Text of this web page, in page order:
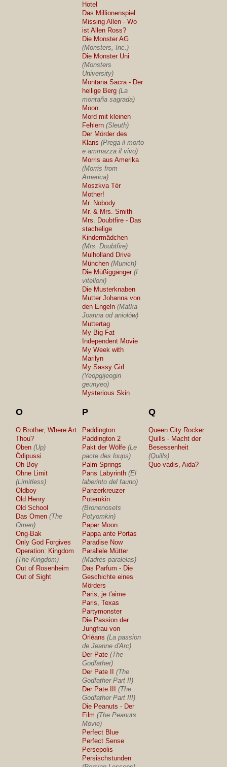
Hotel
Das Millionenspiel
Missing Allen - Wo
ist Allen Ross?
Die Monster AG
(Monsters, Inc.)
Die Monster Uni
(Monsters
University)
Montana Sacra - Der
heilige Berg (La
montaña sagrada)
Moon
Mord mit kleinen
Fehlern (Sleuth)
Der Mörder des
Klans (Prega il morto
e ammazza il vivo)
Morris aus Amerika
(Morris from
America)
Moszkva Tér
Mother!
Mr. Nobody
Mr. & Mrs. Smith
Mrs. Doubtfire - Das
stachelige
Kindermädchen
(Mrs. Doubtfire)
Mulholland Drive
München (Munich)
Die Müßiggänger (I
vitelloni)
Die Musterknaben
Mutter Johanna von
den Engeln (Matka
Joanna od aniolów)
Muttertag
My Big Fat
Independent Movie
My Week with
Marilyn
My Sassy Girl
(Yeopgijeogin
geunyeo)
Mysterious Skin
O
O Brother, Where Art
Thou?
Oben (Up)
Ödipussi
Oh Boy
Ohne Limit
(Limitless)
Oldboy
Old Henry
Old School
Das Omen (The
Omen)
Ong-Bak
Only God Forgives
Operation: Kingdom
(The Kingdom)
Out of Rosenheim
Out of Sight
P
Paddington
Paddington 2
Pakt der Wölfe (Le
pacte des loups)
Palm Springs
Pans Labyrinth (El
laberinto del fauno)
Panzerkreuzer
Potemkin
(Bronenosets
Potyomkin)
Paper Moon
Pappa ante Portas
Paradise Now
Parallele Mütter
(Madres paralelas)
Das Parfum - Die
Geschichte eines
Mörders
Paris, je t'aime
Paris, Texas
Partymonster
Die Passion der
Jungfrau von
Orléans (La passion
de Jeanne d'Arc)
Der Pate (The
Godfather)
Der Pate II
(The
Godfather Part II)
Der Pate III
(The
Godfather Part III)
Die Peanuts - Der
Film (The Peanuts
Movie)
Perfect Blue
Perfect Sense
Persepolis
Persischstunden
Q
Queen City Rocker
Quills - Macht der
Besessenheit
(Quills)
Quo vadis, Aida?